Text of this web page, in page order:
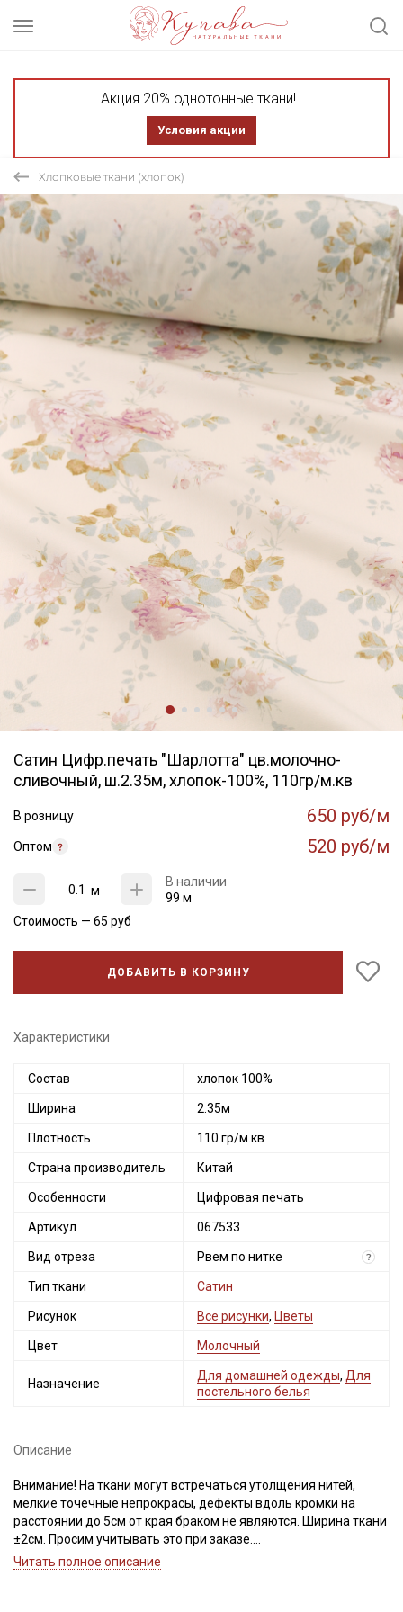
Акция 20% однотонные ткани!
Условия акции
Хлопковые ткани (хлопок)
Сатин Цифр.печать "Шарлотта" цв.молочно-
сливочный, ш.2.35м, хлопок-100%, 110гр/м.кв
В розницу 650 руб/м
Оптом 520 руб/м
м
В наличии
99 м
Стоимость — 65 руб
ДОБАВИТЬ В КОРЗИНУ
Характеристики
Состав хлопок 100%
Ширина 2.35м
Плотность 110 гр/м.кв
Страна производитель Китай
Особенности Цифровая печать
Артикул 067533
Вид отреза Рвем по нитке ?
Тип ткани Сатин
Рисунок Все рисунки, Цветы
Цвет Молочный
Назначение
Для домашней одежды, Для
постельного белья
Описание
Внимание! На ткани могут встречаться утолщения нитей,
мелкие точечные непрокрасы, дефекты вдоль кромки на
расстоянии до 5см от края браком не являются. Ширина ткани
±2см. Просим учитывать это при заказе.
Читать полное описание